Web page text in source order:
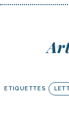
ETIQUETTES